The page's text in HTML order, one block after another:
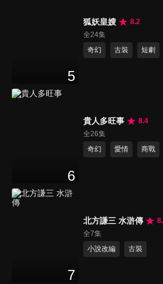
5
狐妖皇嫂
8.2
全24集
奇幻
古裝 短劇
6
貴人多旺事
8.4
全26集
奇幻
愛情 商戰
7
北方謙三 水滸傳
全7集
小說改編
古裝